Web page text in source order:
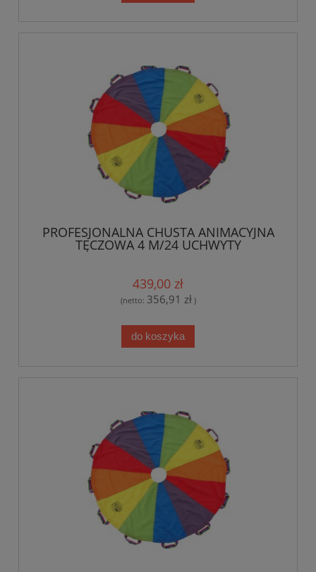
PROFESJONALNA CHUSTA ANIMACYJNA
TĘCZOWA 4 M/24 UCHWYTY
439,00 zł
(netto: 356,91 zł)
do koszyka